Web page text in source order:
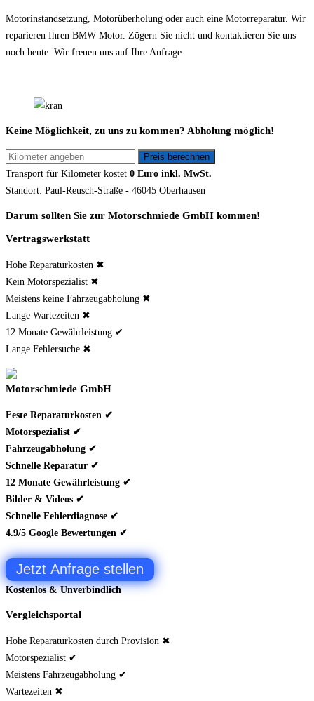
Motorinstandsetzung, Motorüberholung oder auch eine Motorreparatur. Wir
reparieren Ihren BMW Motor. Zögern Sie nicht und kontaktieren Sie uns
noch heute. Wir freuen uns auf Ihre Anfrage.
Keine Möglichkeit, zu uns zu kommen? Abholung möglich!
Transport für Kilometer kostet 0 Euro inkl. MwSt.
Standort: Paul-Reusch-Straße - 46045 Oberhausen
Darum sollten Sie zur Motorschmiede GmbH kommen!
Vertragswerkstatt
Hohe Reparaturkosten ✖
Kein Motorspezialist ✖
Meistens keine Fahrzeugabholung ✖
Lange Wartezeiten ✖
12 Monate Gewährleistung ✔
Lange Fehlersuche ✖
Motorschmiede GmbH
Feste Reparaturkosten ✔
Motorspezialist ✔
Fahrzeugabholung ✔
Schnelle Reparatur ✔
12 Monate Gewährleistung ✔
Bilder & Videos ✔
Schnelle Fehlerdiagnose ✔
4.9/5 Google Bewertungen ✔
Jetzt Anfrage stellen
Kostenlos & Unverbindlich
Vergleichsportal
Hohe Reparaturkosten durch Provision ✖
Motorspezialist ✔
Meistens Fahrzeugabholung ✔
Wartezeiten ✖